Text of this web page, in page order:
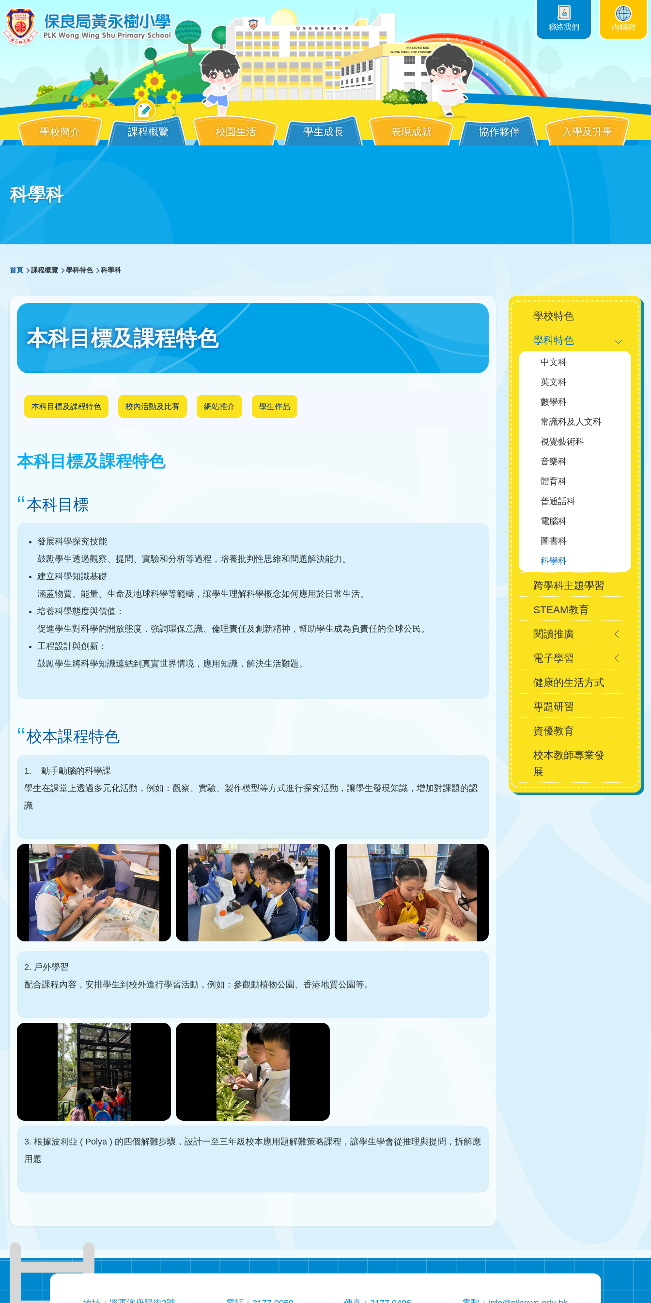
移至主內容
聯絡我們 內聯網
navigation
學校簡介 課程概覽 校園生活 學生成長 表現成就 協作夥伴 入學及升學
科學科
導
航
結
首頁 課程概覽 學科特色 科學科
本科目標及課程特色
本科目標及課程特色 校內活動及比賽 網站推介 學生作品
本科目標及課程特色
本科目標
發展科學探究技能
鼓勵學生透過觀察、提問、實驗和分析等過程，培養批判性思維和問題解決能力。
建立科學知識基礎
涵蓋物質、能量、生命及地球科學等範疇，讓學生理解科學概念如何應用於日常生活。
培養科學態度與價值：
促進學生對科學的開放態度，強調環保意識、倫理責任及創新精神，幫助學生成為負責任的全球公民。
工程設計與創新：
鼓勵學生將科學知識連結到真實世界情境，應用知識，解決生活難題。
校本課程特色
1. 動手動腦的科學課
學生在課堂上透過多元化活動，例如：觀察、實驗、製作模型等方式進行探究活動，讓學生發現知識，增加對課題的認
識
2. 戶外學習
配合課程內容，安排學生到校外進行學習活動，例如：參觀動植物公園、香港地質公園等。
3. 根據波利亞 ( Polya ) 的四個解難步驟，設計一至三年級校本應用題解難策略課程，讓學生學會從推理與提問，拆解應
用題
Main
navigation
學校特色
學科特色
中文科
英文科
數學科
常識科及人文科
視覺藝術科
音樂科
體育科
普通話科
電腦科
圖書科
科學科
跨學科主題學習
STEAM教育
閱讀推廣
電子學習
健康的生活方式
專題研習
資優教育
校本教師專業發
展